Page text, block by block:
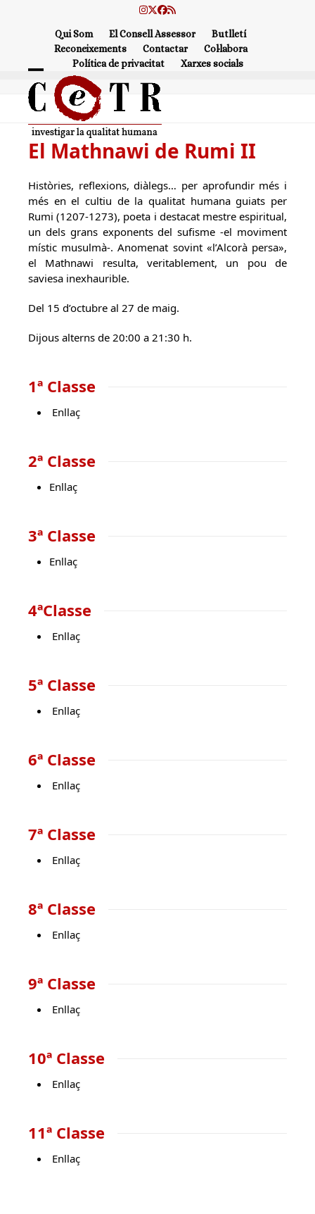
Instagram
Twitter
Facebook
RSS
Qui Som El Consell Assessor
Butlletí
Reconeixements
Contactar
Col·labora
Política de privacitat
Xarxes socials
Open
mobile
menu
Close
mobile
menu
El Mathnawi de Rumi II
Històries, reflexions, diàlegs… per aprofundir més i
més en el cultiu de la qualitat humana guiats per
Rumi (1207-1273), poeta i destacat mestre espiritual,
un dels grans exponents del sufisme -el moviment
místic musulmà-. Anomenat sovint «l’Alcorà persa»,
el Mathnawi resulta, veritablement, un pou de
saviesa inexhaurible.
Del 15 d’octubre al 27 de maig.
Dijous alterns de 20:00 a 21:30 h.
1ª Classe
Enllaç
2ª Classe
Enllaç
3ª Classe
Enllaç
4ªClasse
Enllaç
5ª Classe
Enllaç
6ª Classe
Enllaç
7ª Classe
Enllaç
8ª Classe
Enllaç
9ª Classe
Enllaç
10ª Classe
Enllaç
11ª Classe
Enllaç